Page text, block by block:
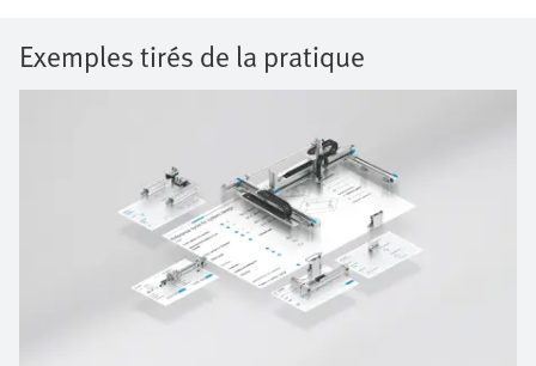
Exemples tirés de la pratique